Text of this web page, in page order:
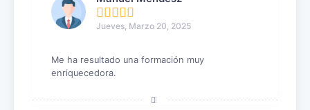
Jueves, Marzo 20, 2025
Me ha resultado una formación muy
enriquecedora.